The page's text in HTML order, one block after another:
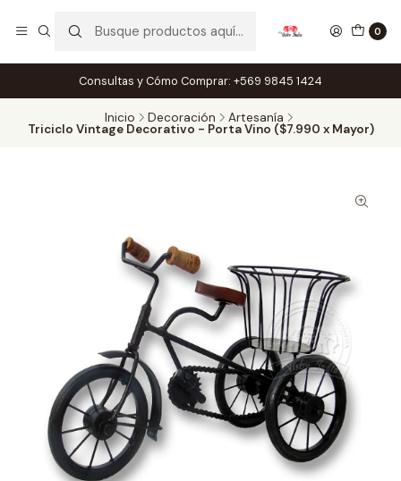
0
Consultas y Cómo Comprar: +569 9845 1424
Inicio Decoración Artesanía
Triciclo Vintage Decorativo - Porta Vino ($7.990 x Mayor)